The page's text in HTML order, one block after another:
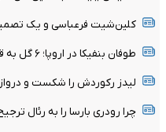
کلین‌شیت فرعباسی و یک
طوفان بنفیکا در اروپا؛ ۶ گل به قلب‌های بی‌دفاع هارتس
لیدز رکوردش را شکست و
چرا رودری بارسا را به رئال